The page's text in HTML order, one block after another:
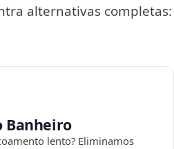
alternativas completas:
Banheiro
lento? Eliminamos